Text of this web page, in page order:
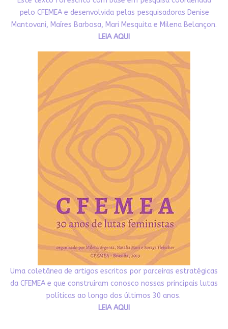
pelo CFEMEA e desenvolvida pelas pesquisadoras Denise
Mantovani, Maíres Barbosa, Mari Mesquita e Milena Belançon.
LEIA AQUI
Uma coletânea de artigos escritos por parceiras estratégicas
da CFEMEA e que construíram conosco nossas principais lutas
políticas ao longo dos últimos 30 anos.
LEIA AQUI